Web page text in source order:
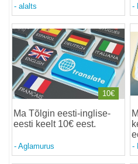
- alalts -
Ma Tõlgin eesti-inglise-
eesti keelt 10€ eest.
- Aglamurus
10€
-